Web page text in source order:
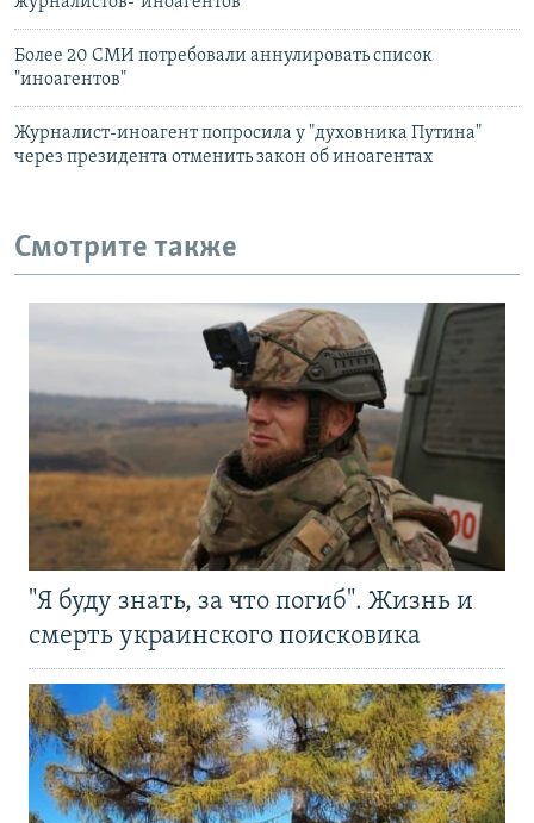
Более 20 СМИ потребовали аннулировать список
"иноагентов"
Журналист-иноагент попросила у "духовника Путина"
через президента отменить закон об иноагентах
Смотрите также
"Я буду знать, за что погиб". Жизнь и
смерть украинского поисковика